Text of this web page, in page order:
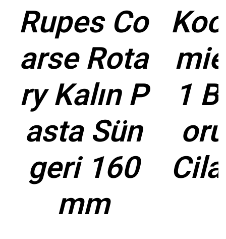
Rupes Co
arse Rota
ry Kalın P
asta Sün
geri 160
mm
1